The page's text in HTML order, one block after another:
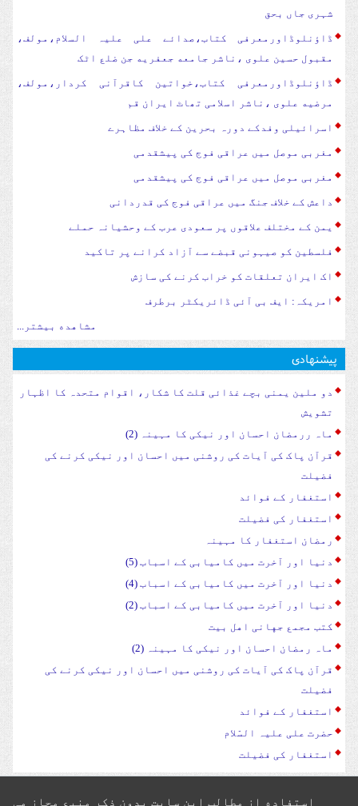
شہری جاں بحق
ڈاؤنلوڈاورمعرفی کتاب،صدائے علی علیہ السلام،مولف،
مقبول حسین علوی ،ناشر جامعه جعفریه جن ضلع اٹک
ڈاؤنلوڈاورمعرفی کتاب،خواتین کاقرآنی کردار،مولف،
مرضیه علوی ،ناشر اسلامی تھاٹ ایران قم
اسرائیلی وفدکے دورہ بحرین کے خلاف مظاہرے
مغربی موصل میں عراقی فوج کی پیشقدمی
مغربی موصل میں عراقی فوج کی پیشقدمی
داعش کے خلاف جنگ میں عراقی فوج کی قدردانی
یمن کے مختلف علاقوں پر سعودی عرب کے وحشیانہ حملے
فلسطین کو صیہونی قبضے سے آزاد کرانے پر تاکید
اک ایران تعلقات کو خراب کرنے کی سازش
امریکہ: ایف بی آئی ڈائریکٹر برطرف
مشاهده بیشتر...
پیشنهادی
دو ملین یمنی بچے غذائی قلت کا شکار، اقوام متحدہ کا اظہار
تشویش
ماہ ررمضان احسان اور نیکی کا مہینہ (2)
قرآن پاک کی آیات کی روشنی میں احسان اور نیکی کرنے کی
فضیلت
استغفار کے فوائد
استغفار کی فضیلت
رمضان استغفار کا مہینہ
دنیا اور آخرت میں کامیابی کے اسباب (5)
دنیا اور آخرت میں کامیابی کے اسباب (4)
دنیا اور آخرت میں کامیابی کے اسباب (2)
کتب مجمع جهانی اهل بیت
ماہ رمضان احسان اور نیکی کا مہینہ (2)
قرآن پاک کی آیات کی روشنی میں احسان اور نیکی کرنے کی
فضیلت
استغفار کے فوائد
حضرت علی علیہ السّلام
استغفار کی فضیلت
استفاده از مطالب این سایت بدون ذکر منبع مجاز می